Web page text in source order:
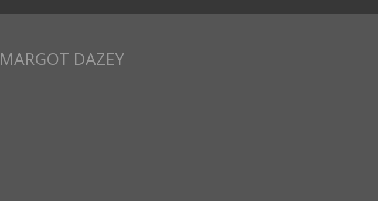
MARGOT DAZEY